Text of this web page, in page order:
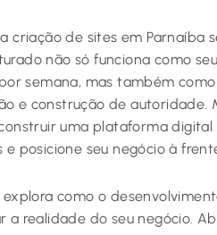
criação de sites em
não só funciona como
semana, mas também
e construção de
uma plataforma
e posicione seu negócio à
como o
a realidade do seu negócio.